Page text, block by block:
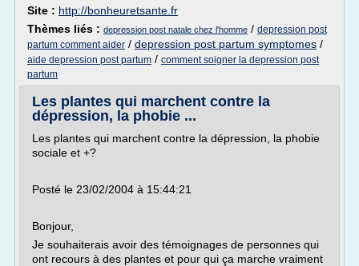
Site : http://bonheuretsante.fr
Thèmes liés : depression post natale chez l'homme / depression post
partum comment aider / depression post partum symptomes /
aide depression post partum / comment soigner la depression post
partum
Les plantes qui marchent contre la
dépression, la phobie ...
Les plantes qui marchent contre la dépression, la phobie
sociale et +?
Posté le 23/02/2004 à 15:44:21
Bonjour,
Je souhaiterais avoir des témoignages de personnes qui
ont recours à des plantes et pour qui ça marche vraiment